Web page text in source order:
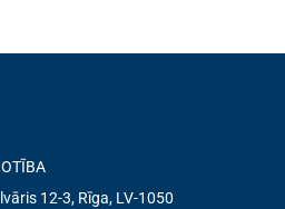
12-3, Rīga, LV-1050